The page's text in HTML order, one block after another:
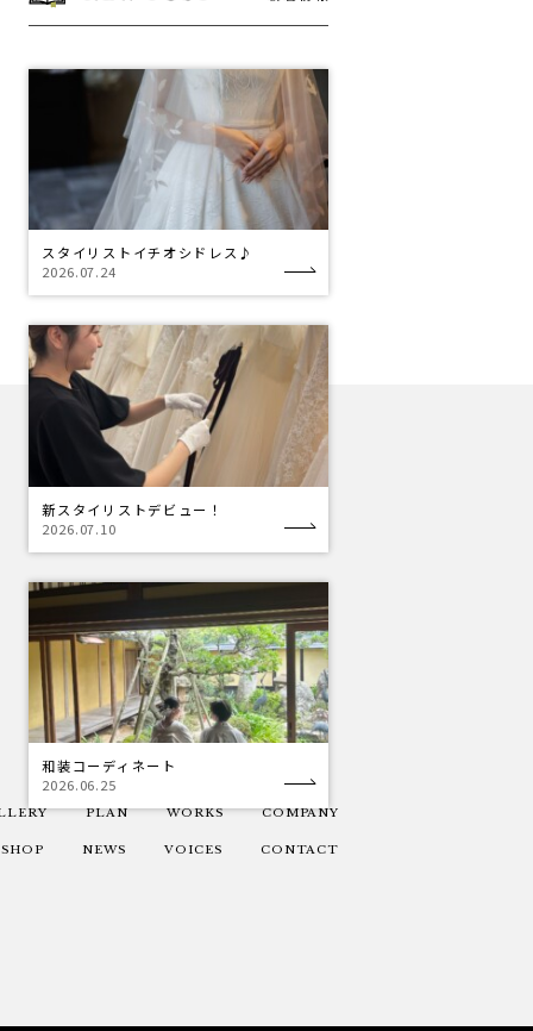
スタイリストイチオシドレス♪
2026.07.24
新スタイリストデビュー！
2026.07.10
和装コーディネート
2026.06.25
PLAN WORKS COMPANY
SHOP NEWS VOICES CONTACT